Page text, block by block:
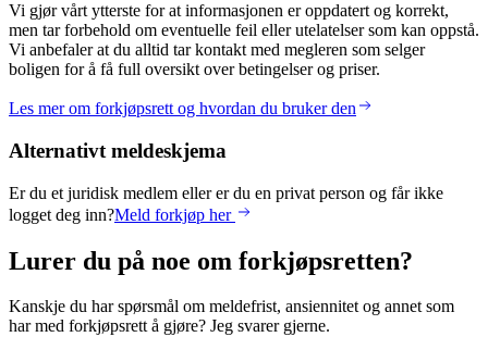
Vi gjør vårt ytterste for at informasjonen er oppdatert og korrekt,
men tar forbehold om eventuelle feil eller utelatelser som kan oppstå.
Vi anbefaler at du alltid tar kontakt med megleren som selger
boligen for å få full oversikt over betingelser og priser.
Les mer om forkjøpsrett og hvordan du bruker den
Alternativt meldeskjema
Er du et juridisk medlem eller er du en privat person og får ikke
logget deg inn?Meld forkjøp her
Lurer du på noe om forkjøpsretten?
Kanskje du har spørsmål om meldefrist, ansiennitet og annet som
har med forkjøpsrett å gjøre? Jeg svarer gjerne.